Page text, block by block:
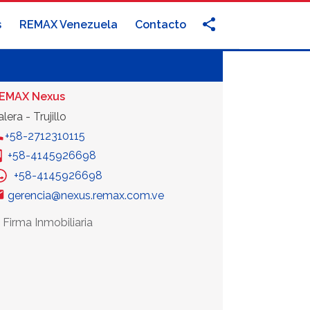
REMAX Venezuela Contacto
Nexus
- Trujillo
+58-2712310115
+58-4145926698
+58-4145926698
gerencia@nexus.remax.com.ve
Inmobiliaria